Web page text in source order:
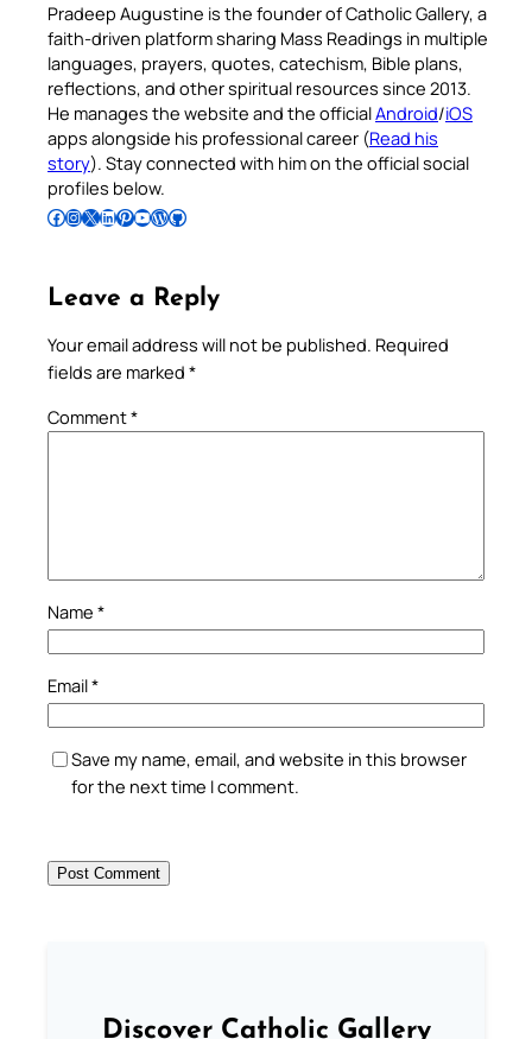
Pradeep Augustine is the founder of Catholic Gallery, a
faith-driven platform sharing Mass Readings in multiple
languages, prayers, quotes, catechism, Bible plans,
reflections, and other spiritual resources since 2013.
He manages the website and the officialAndroid/iOS
apps alongside his professional career (Read his
story). Stay connected with him on the official social
profiles below.
Follow Pradeep on Facebook Follow Pradeep on InstagramFollow Pradeep on X Follow Pradeep on LinkedIn Follow Pradeep on Pinterest Subscribe to Pradeep’s Youtube Channel Follow Pradeep on WordPress Follow Pradeep on GitHub
Leave a Reply
Your email address will not be published. Required
fields are marked *
Comment*
Name *
Email*
Save my name, email, and website in this browser
for the next time I comment.
Discover Catholic Gallery